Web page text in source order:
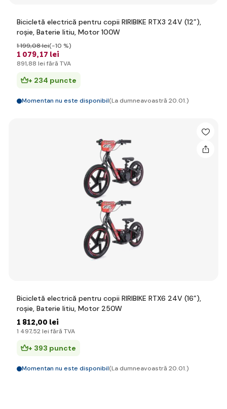
Bicicletă electrică pentru copii RIRIBIKE RTX3 24V (12”),
roșie, Baterie litiu, Motor 100W
1 079,17 lei
1 199,08 lei(-10 %)
891,88 lei fără TVA
+ 234 puncte
Momentan nu este disponibil(La dumneavoastră 20.01.)
Bicicletă electrică pentru copii RIRIBIKE RTX6 24V (16”),
roșie, Baterie litiu, Motor 250W
1 812,00 lei
1 497,52 lei fără TVA
+ 393 puncte
Momentan nu este disponibil(La dumneavoastră 20.01.)